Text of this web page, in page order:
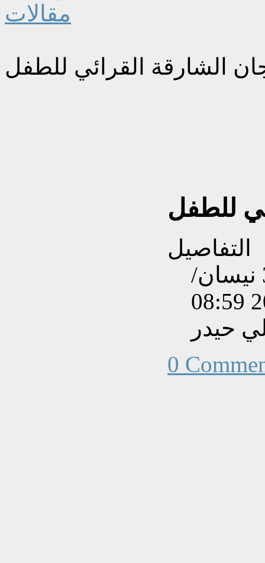
مقالات
الشارقة القرائي للطفل
للطفل
التفاصيل
تم إنشاءه بتاريخ الأربعاء, 30 نيسان/
حيدر
0